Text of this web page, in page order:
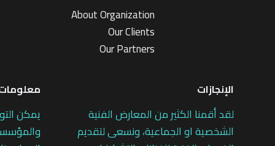
About Organization
Our Clients
Our Partners
الإنجازات
لقد أقمنا الكثير من المعارض الفنية
الشخصية او الجماعية، ونسعى لتقديم
يمكن